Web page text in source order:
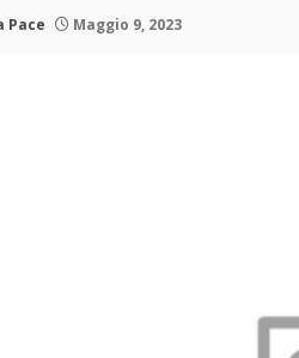
Pace Maggio 9, 2023